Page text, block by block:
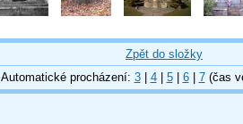
Zpět do složky
Automatické procházení: 3| 4| 5| 6| 7(čas